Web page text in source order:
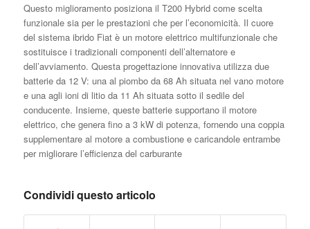
Questo miglioramento posiziona il T200 Hybrid come scelta
funzionale sia per le prestazioni che per l’economicità. Il cuore
del sistema ibrido Fiat è un motore elettrico multifunzionale che
sostituisce i tradizionali componenti dell’alternatore e
dell’avviamento. Questa progettazione innovativa utilizza due
batterie da 12 V: una al piombo da 68 Ah situata nel vano motore
e una agli ioni di litio da 11 Ah situata sotto il sedile del
conducente. Insieme, queste batterie supportano il motore
elettrico, che genera fino a 3 kW di potenza, fornendo una coppia
supplementare al motore a combustione e caricandole entrambe
per migliorare l’efficienza del carburante
Condividi questo articolo